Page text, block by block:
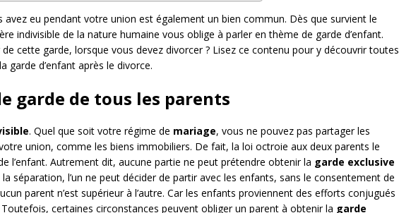
avez eu pendant votre union est également un bien commun. Dès que survient le
indivisible de la nature humaine vous oblige à parler en thème de garde d’enfant.
cette garde, lorsque vous devez divorcer ? Lisez ce contenu pour y découvrir toutes
garde d’enfant après le divorce.
garde de tous les parents
. Quel que soit votre régime de mariage, vous ne pouvez pas partager les
union, comme les biens immobiliers. De fait, la loi octroie aux deux parents le
l’enfant. Autrement dit, aucune partie ne peut prétendre obtenir la garde exclusive
la séparation, l’un ne peut décider de partir avec les enfants, sans le consentement de
parent n’est supérieur à l’autre. Car les enfants proviennent des efforts conjugués
certaines circonstances peuvent obliger un parent à obtenir la garde